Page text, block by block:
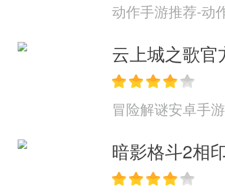
动作手游推荐-动
云上城之歌官
冒险解谜安卓手
暗影格斗2相